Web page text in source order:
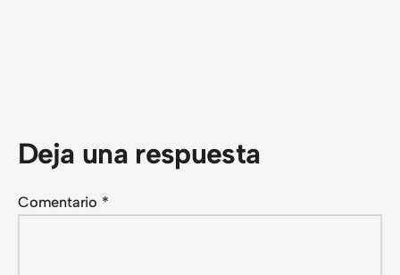
Deja una respuesta
Comentario *